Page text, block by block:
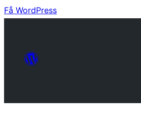
Få WordPress